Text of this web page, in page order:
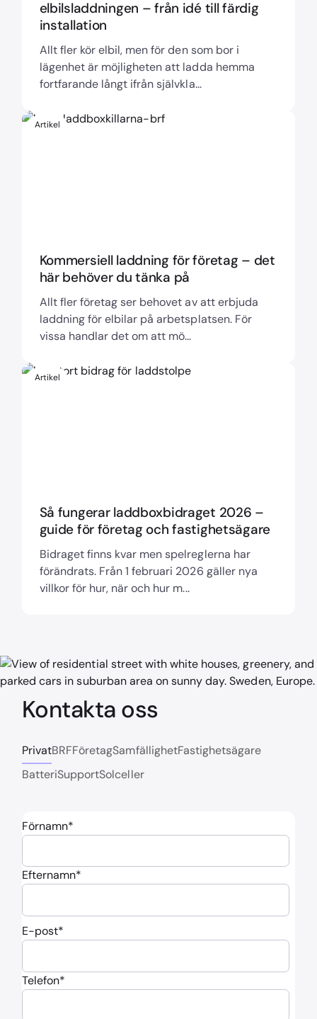
elbilsladdningen – från idé till färdig
installation
Allt fler kör elbil, men för den som bor i
lägenhet är möjligheten att ladda hemma
fortfarande långt ifrån självkla...
Artikel
Kommersiell laddning för företag – det
här behöver du tänka på
Allt fler företag ser behovet av att erbjuda
laddning för elbilar på arbetsplatsen. För
vissa handlar det om att mö...
Artikel
Så fungerar laddboxbidraget 2026 –
guide för företag och fastighetsägare
Bidraget finns kvar men spelreglerna har
förändrats. Från 1 februari 2026 gäller nya
villkor för hur, när och hur m...
Kontakta oss
PrivatBRFFöretagSamfällighetFastighetsägare
BatteriSupportSolceller
Förnamn*
Efternamn*
E-post*
Telefon*